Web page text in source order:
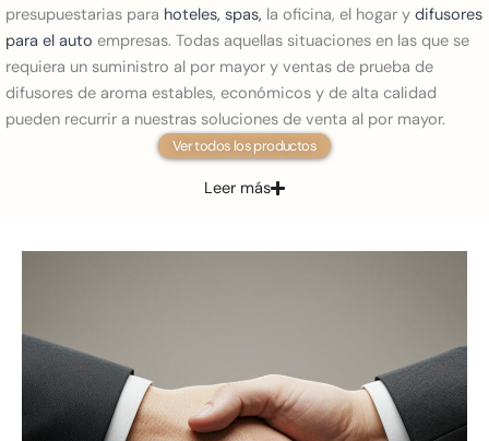
presupuestarias para hoteles, spas, la oficina, el hogar y difusores
para el auto empresas. Todas aquellas situaciones en las que se
requiera un suministro al por mayor y ventas de prueba de
difusores de aroma estables, económicos y de alta calidad
pueden recurrir a nuestras soluciones de venta al por mayor.
Ver todos los productos
Leer más